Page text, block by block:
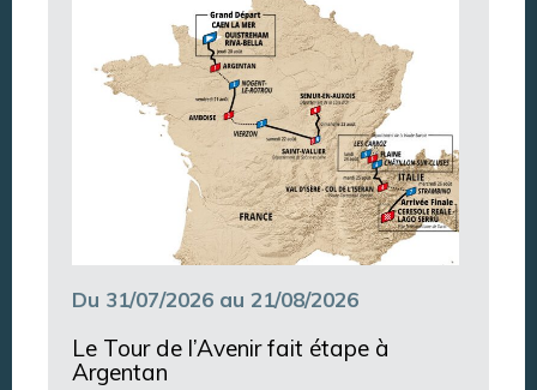
Du 31/07/2026 au 21/08/2026
Le Tour de l’Avenir fait étape à
Argentan